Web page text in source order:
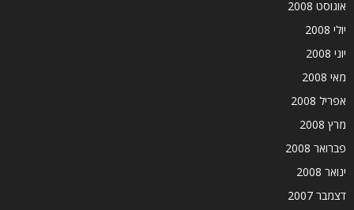
אוגוסט 2008
יולי 2008
יוני 2008
מאי 2008
אפריל 2008
מרץ 2008
פברואר 2008
ינואר 2008
דצמבר 2007